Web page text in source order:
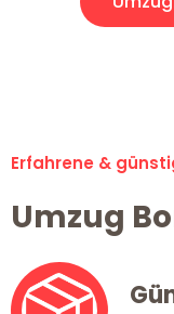
Erfahrene &
Umzug